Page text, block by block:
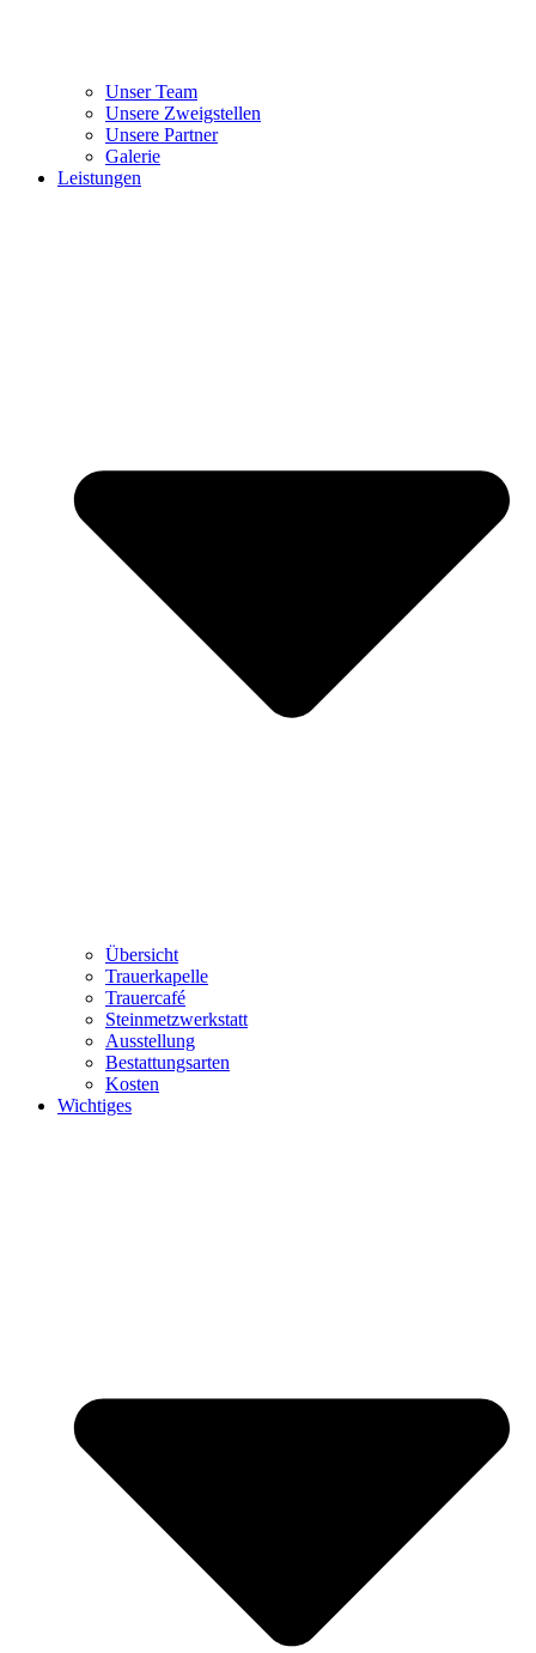
Unser Team
Unsere Zweigstellen
Unsere Partner
Galerie
Leistungen
Übersicht
Trauerkapelle
Trauercafé
Steinmetzwerkstatt
Ausstellung
Bestattungsarten
Kosten
Wichtiges